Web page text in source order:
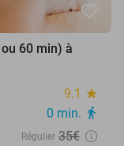
favorite_border
60 min) à
9.1 star
0 min. directions_walk
Régulier 35€